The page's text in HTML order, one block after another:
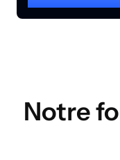
Notre